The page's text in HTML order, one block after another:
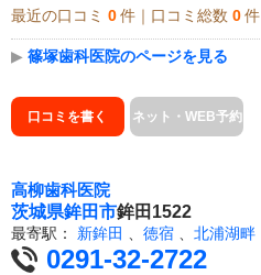
最近の口コミ 0 件｜口コミ総数 0 件
▶ 篠塚歯科医院のページを見る
口コミを書く ネット・WEB予約
高柳歯科医院
茨城県鉾田市鉾田1522
最寄駅： 新鉾田 徳宿 北浦湖畔
0291-32-2722